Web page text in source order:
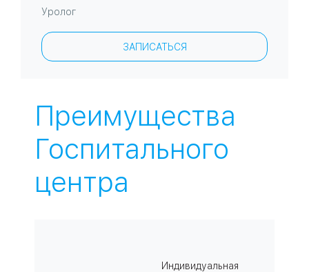
Уролог
ЗАПИСАТЬСЯ
Преимущества
Госпитального
центра
Индивидуальная